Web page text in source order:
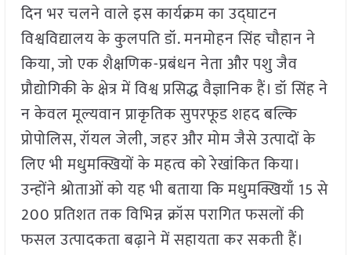
दिन भर चलने वाले इस कार्यक्रम का उद्घाटन
विश्वविद्यालय के कुलपति डॉ. मनमोहन सिंह चौहान ने
किया, जो एक शैक्षणिक-प्रबंधन नेता और पशु जैव
प्रौद्योगिकी के क्षेत्र में विश्व प्रसिद्ध वैज्ञानिक हैं। डॉ सिंह ने
न केवल मूल्यवान प्राकृतिक सुपरफूड शहद बल्कि
प्रोपोलिस, रॉयल जेली, जहर और मोम जैसे उत्पादों के
लिए भी मधुमक्खियों के महत्व को रेखांकित किया।
उन्होंने श्रोताओं को यह भी बताया कि मधुमक्खियाँ 15 से
200 प्रतिशत तक विभिन्न क्रॉस परागित फसलों की
फसल उत्पादकता बढ़ाने में सहायता कर सकती हैं।